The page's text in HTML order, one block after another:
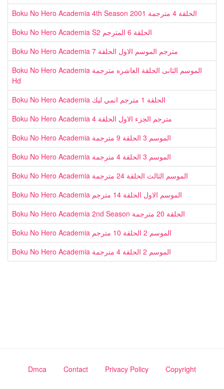
Boku No Hero Academia 4th Season 2001 الحلقة 4 مترجمة
Boku No Hero Academia S2 الحلقة 6 المترجم
Boku No Hero Academia مترجم الموسم الاول الحلقة 7
Boku No Hero Academia الموسم الثانى الحلقة العاشره مترجمة
Hd
Boku No Hero Academia الحلقة 1 مترجم انمي ليك
Boku No Hero Academia مترجم الجزء الاول الحلقة 4
Boku No Hero Academia الموسم 3 الحلقة 9 مترجمة
Boku No Hero Academia الموسم 3 الحلقة 4 مترجمة
Boku No Hero Academia الموسم الثالث الحلقة 24 مترجمة
Boku No Hero Academia الموسم الاول الحلقة 14 مترجم
Boku No Hero Academia 2nd Season الحلقة 20 مترجمة
Boku No Hero Academia الموسم 2 الحلقة 10 مترجم
Boku No Hero Academia الموسم 2 الحلقة 4 مترجمة
Dmca Contact Privacy Policy Copyright